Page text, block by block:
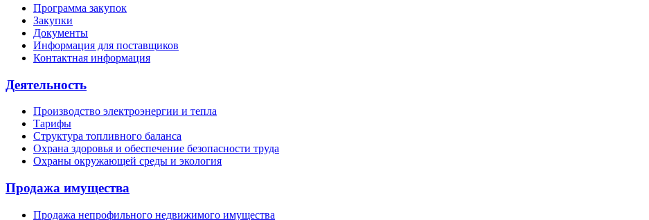
Программа закупок
Закупки
Документы
Информация для поставщиков
Контактная информация
Деятельность
Производство электроэнергии и тепла
Тарифы
Структура топливного баланса
Охрана здоровья и обеспечение безопасности труда
Охраны окружающей среды и экология
Продажа имущества
Продажа непрофильного недвижимого имущества